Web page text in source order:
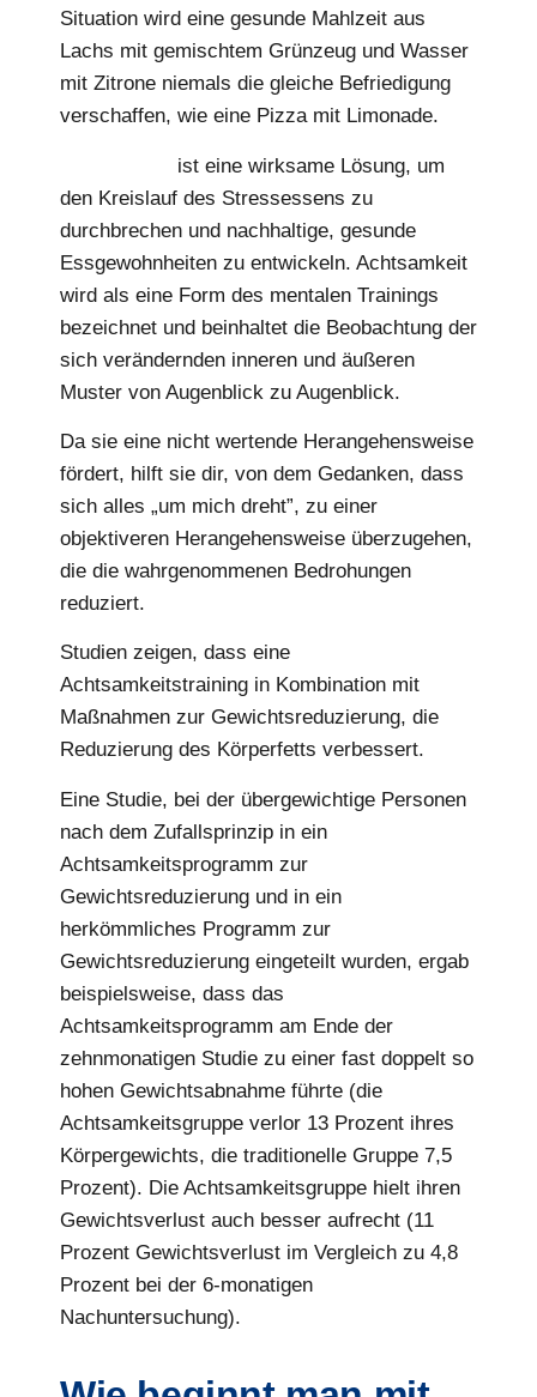
Situation wird eine gesunde Mahlzeit aus
Lachs mit gemischtem Grünzeug und Wasser
mit Zitrone niemals die gleiche Befriedigung
verschaffen, wie eine Pizza mit Limonade.
ist eine wirksame Lösung, um
den Kreislauf des Stressessens zu
durchbrechen und nachhaltige, gesunde
Essgewohnheiten zu entwickeln. Achtsamkeit
wird als eine Form des mentalen Trainings
bezeichnet und beinhaltet die Beobachtung der
sich verändernden inneren und äußeren
Muster von Augenblick zu Augenblick.
Da sie eine nicht wertende Herangehensweise
fördert, hilft sie dir, von dem Gedanken, dass
sich alles „um mich dreht”, zu einer
objektiveren Herangehensweise überzugehen,
die die wahrgenommenen Bedrohungen
reduziert.
Studien zeigen, dass eine
Achtsamkeitstraining in Kombination mit
Maßnahmen zur Gewichtsreduzierung, die
Reduzierung des Körperfetts verbessert.
Eine Studie, bei der übergewichtige Personen
nach dem Zufallsprinzip in ein
Achtsamkeitsprogramm zur
Gewichtsreduzierung und in ein
herkömmliches Programm zur
Gewichtsreduzierung eingeteilt wurden, ergab
beispielsweise, dass das
Achtsamkeitsprogramm am Ende der
zehnmonatigen Studie zu einer fast doppelt so
hohen Gewichtsabnahme führte (die
Achtsamkeitsgruppe verlor 13 Prozent ihres
Körpergewichts, die traditionelle Gruppe 7,5
Prozent). Die Achtsamkeitsgruppe hielt ihren
Gewichtsverlust auch besser aufrecht (11
Prozent Gewichtsverlust im Vergleich zu 4,8
Prozent bei der 6-monatigen
Nachuntersuchung).